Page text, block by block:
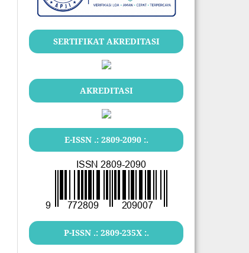
SERTIFIKAT AKREDITASI
AKREDITASI
E-ISSN .: 2809-2090:.
P-ISSN .: 2809-235X:.